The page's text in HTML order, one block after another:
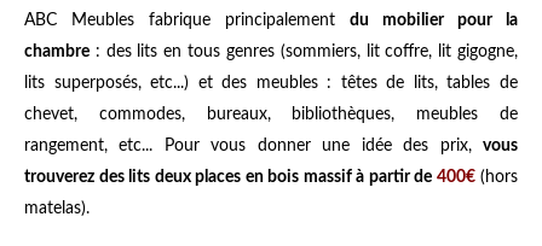
ABC Meubles fabrique principalement du mobilier pour la
chambre : des lits en tous genres (sommiers, lit coffre, lit gigogne,
lits superposés, etc...) et des meubles : têtes de lits, tables de
chevet, commodes, bureaux, bibliothèques, meubles de
rangement, etc... Pour vous donner une idée des prix, vous
trouverez des lits deux places en bois massif à partir de 400€(hors
matelas).